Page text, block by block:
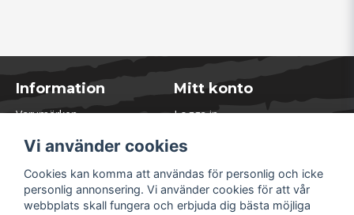
Information
Varumärken
Kontakta oss
Öppettider Lager
Om Soliduct
Mitt konto
Logga in
Glömt lösenord?
Vi använder cookies
Cookies kan komma att användas för personlig och icke
personlig annonsering. Vi använder cookies för att vår
webbplats skall fungera och erbjuda dig bästa möjliga